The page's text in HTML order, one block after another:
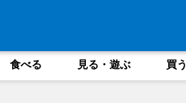
食べる 見る・遊ぶ 買う